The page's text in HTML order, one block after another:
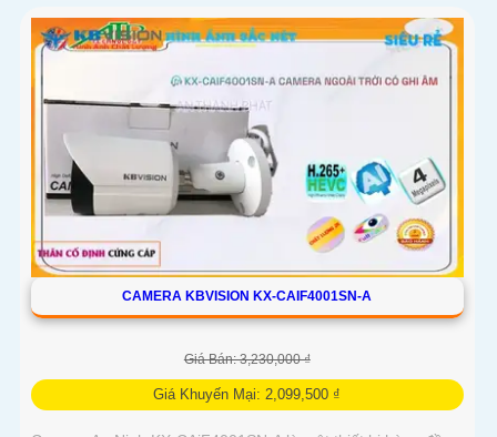
CAMERA KBVISION KX-CAIF4001SN-A
Giá Bán: 3,230,000 ₫
Giá Khuyến Mại: 2,099,500 ₫